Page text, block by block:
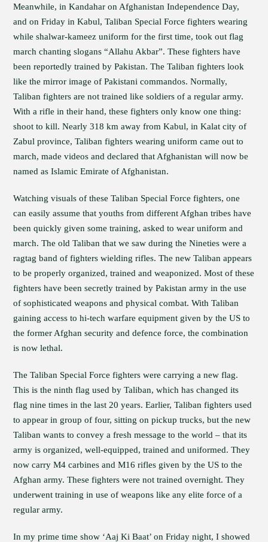
Meanwhile, in Kandahar on Afghanistan Independence Day,
and on Friday in Kabul, Taliban Special Force fighters wearing
while shalwar-kameez uniform for the first time, took out flag
march chanting slogans “Allahu Akbar”. These fighters have
been reportedly trained by Pakistan. The Taliban fighters look
like the mirror image of Pakistani commandos. Normally,
Taliban fighters are not trained like soldiers of a regular army.
With a rifle in their hand, these fighters only know one thing:
shoot to kill. Nearly 318 km away from Kabul, in Kalat city of
Zabul province, Taliban fighters wearing uniform came out to
march, made videos and declared that Afghanistan will now be
named as Islamic Emirate of Afghanistan.
Watching visuals of these Taliban Special Force fighters, one
can easily assume that youths from different Afghan tribes have
been quickly given some training, asked to wear uniform and
march. The old Taliban that we saw during the Nineties were a
ragtag band of fighters wielding rifles. The new Taliban appears
to be properly organized, trained and weaponized. Most of these
fighters have been secretly trained by Pakistan army in the use
of sophisticated weapons and physical combat. With Taliban
gaining access to hi-tech warfare equipment given by the US to
the former Afghan security and defence force, the combination
is now lethal.
The Taliban Special Force fighters were carrying a new flag.
This is the ninth flag used by Taliban, which has changed its
flag nine times in the last 20 years. Earlier, Taliban fighters used
to appear in group of four, sitting on pickup trucks, but the new
Taliban wants to convey a fresh message to the world – that its
army is organized, well-equipped, trained and uniformed. They
now carry M4 carbines and M16 rifles given by the US to the
Afghan army. These fighters were not trained overnight. They
underwent training in use of weapons like any elite force of a
regular army.
In my prime time show ‘Aaj Ki Baat’ on Friday night, I showed